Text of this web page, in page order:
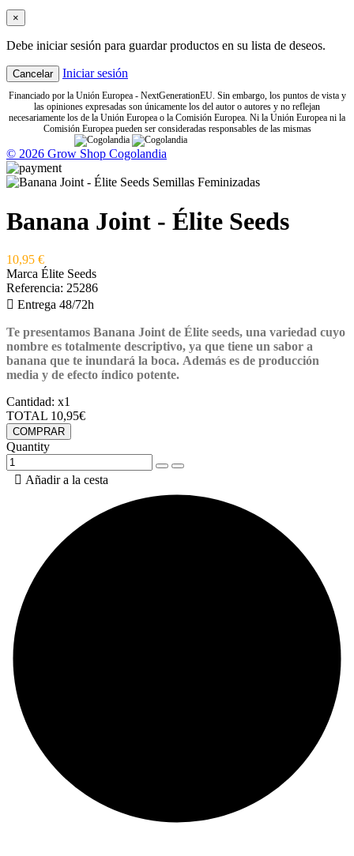
×
Debe iniciar sesión para guardar productos en su lista de deseos.
Cancelar Iniciar sesión
Financiado por la Unión Europea - NextGenerationEU. Sin embargo, los puntos de vista y
las opiniones expresadas son únicamente los del autor o autores y no reflejan
necesariamente los de la Unión Europea o la Comisión Europea. Ni la Unión Europea ni la
Comisión Europea pueden ser consideradas responsables de las mismas
© 2026 Grow Shop Cogolandia
Banana Joint - Élite Seeds
10,95 €
Marca Élite Seeds
Referencia: 25286
 Entrega 48/72h
Te presentamos Banana Joint de Élite seeds, una variedad cuyo
nombre es totalmente descriptivo, ya que tiene un sabor a
banana que te inundará la boca. Además es de producción
media y de efecto índico potente.
Cantidad: x1
TOTAL 10,95€
COMPRAR
Quantity
 Añadir a la cesta